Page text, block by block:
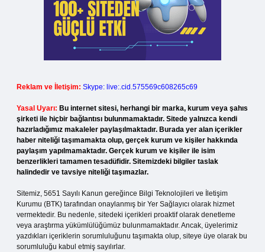
Reklam ve İletişim: Skype: live:.cid.575569c608265c69
Yasal Uyarı: Bu internet sitesi, herhangi bir marka, kurum veya şahıs
şirketi ile hiçbir bağlantısı bulunmamaktadır. Sitede yalnızca kendi
hazırladığımız makaleler paylaşılmaktadır. Burada yer alan içerikler
haber niteliği taşımamakta olup, gerçek kurum ve kişiler hakkında
paylaşım yapılmamaktadır. Gerçek kurum ve kişiler ile isim
benzerlikleri tamamen tesadüfidir. Sitemizdeki bilgiler taslak
halindedir ve tavsiye niteliği taşımazlar.
Sitemiz, 5651 Sayılı Kanun gereğince Bilgi Teknolojileri ve İletişim
Kurumu (BTK) tarafından onaylanmış bir Yer Sağlayıcı olarak hizmet
vermektedir. Bu nedenle, sitedeki içerikleri proaktif olarak denetleme
veya araştırma yükümlülüğümüz bulunmamaktadır. Ancak, üyelerimiz
yazdıkları içeriklerin sorumluluğunu taşımakta olup, siteye üye olarak bu
sorumluluğu kabul etmiş sayılırlar.